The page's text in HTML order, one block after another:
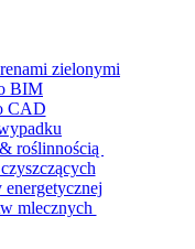
zielonymi
BIM
CAD
roślinnością
mlecznych